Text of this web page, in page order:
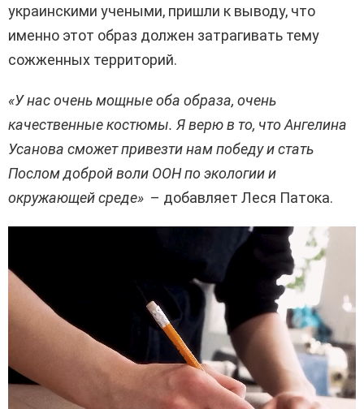
украинскими учеными, пришли к выводу, что
именно этот образ должен затрагивать тему
сожженных территорий.
«У нас очень мощные оба образа, очень
качественные костюмы. Я верю в то, что Ангелина
Усанова сможет привезти нам победу и стать
Послом доброй воли ООН по экологии и
окружающей среде» – добавляет Леся Патока.
е
л